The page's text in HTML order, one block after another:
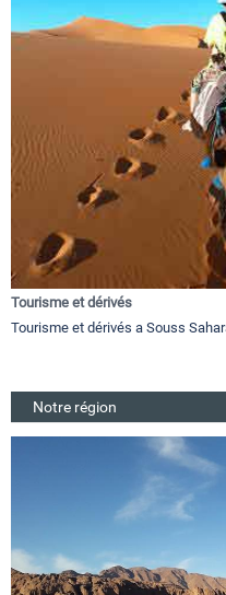
Tourisme et dérivés
Tourisme et dérivés a Souss
Notre région